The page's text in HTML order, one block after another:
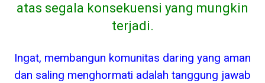
atas segala konsekuensi yang mungkin
terjadi.
Ingat, membangun komunitas daring yang aman
dan saling menghormati adalah tanggung jawab